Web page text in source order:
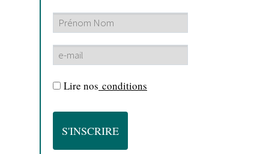
Lire nos conditions